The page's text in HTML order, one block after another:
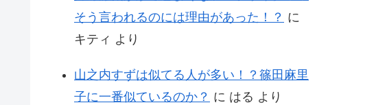
そう言われるのには理由があった！？ に
キティ より
山之内すずは似てる人が多い！？篠田麻里
子に一番似ているのか？ に はる より